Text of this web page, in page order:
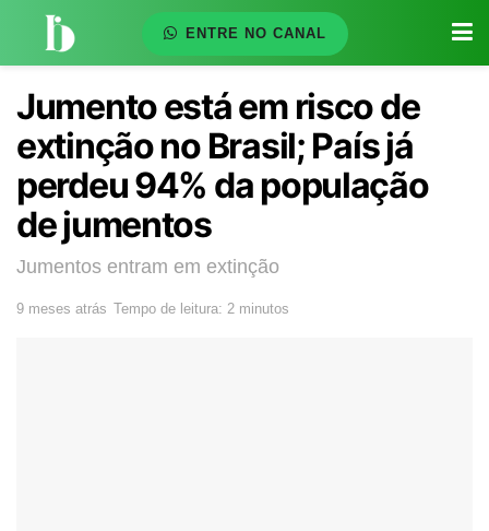
ENTRE NO CANAL
Jumento está em risco de
extinção no Brasil; País já
perdeu 94% da população
de jumentos
Jumentos entram em extinção
9 meses atrás Tempo de leitura: 2 minutos